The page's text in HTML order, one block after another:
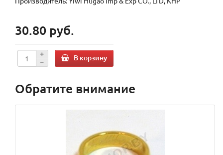
30.80 руб.
В корзину
Обратите внимание